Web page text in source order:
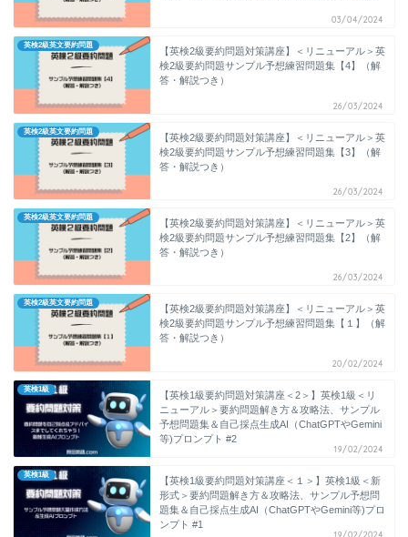
03/04/2024
英検2級英文要約問題
【英検2級要約問題対策講座】＜リニューアル＞英
検2級要約問題サンプル予想練習問題集【4】（解
答・解説つき）
26/03/2024
英検2級英文要約問題
【英検2級要約問題対策講座】＜リニューアル＞英
検2級要約問題サンプル予想練習問題集【3】（解
答・解説つき）
26/03/2024
英検2級英文要約問題
【英検2級要約問題対策講座】＜リニューアル＞英
検2級要約問題サンプル予想練習問題集【2】（解
答・解説つき）
26/03/2024
英検2級英文要約問題
【英検2級要約問題対策講座】＜リニューアル＞英
検2級要約問題サンプル予想練習問題集【１】（解
答・解説つき）
20/02/2024
英検1級
【英検1級要約問題対策講座＜2＞】英検1級＜リ
ニューアル＞要約問題解き方＆攻略法、サンプル
予想問題集＆自己採点生成AI（ChatGPTやGemini
等)プロンプト #2
19/02/2024
英検1級
【英検1級要約問題対策講座＜１＞】英検1級＜新
形式＞要約問題解き方＆攻略法、サンプル予想問
題集＆自己採点生成AI（ChatGPTやGemini等)プロ
ンプト #1